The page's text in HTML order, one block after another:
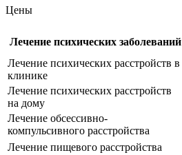
Цены
Лечение психических заболеваний
Лечение психических расстройств в
клинике
Лечение психических расстройств
на дому
Лечение обсессивно-
компульсивного расстройства
Лечение пищевого расстройства